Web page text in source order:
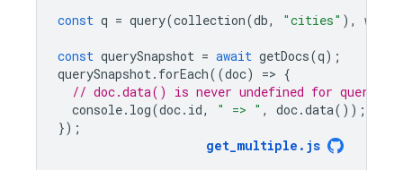
const q = query(collection(db, "cities" ), where
const querySnapshot = await getDocs(q);
querySnapshot. forEach((doc) => {
// doc.data() is never undefined for query doc
console. log(doc. id, " => " , doc.data());
});
get_multiple . js